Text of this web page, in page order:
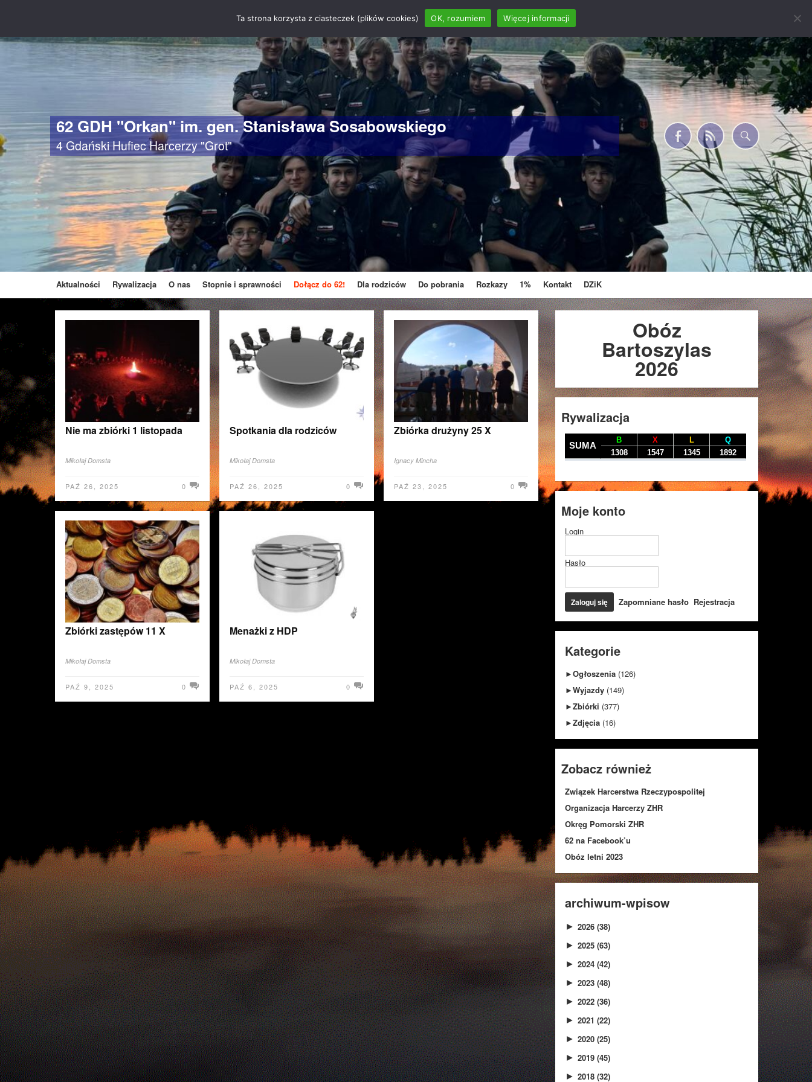
62 GDH "Orkan" im. gen. Stanisława Sosabowskiego
4 Gdański Hufiec Harcerzy "Grot"
Aktualności Rywalizacja O nas Stopnie i sprawności Dołącz do 62! Dla rodziców Do pobrania Rozkazy 1% Kontakt DZiK
Nie ma zbiórki 1 listopada
Mikołaj Domsta
PAŹ 26, 2025 0
Spotkania dla rodziców
Mikołaj Domsta
PAŹ 26, 2025 0
Zbiórka drużyny 25 X
Ignacy Mincha
PAŹ 23, 2025 0
Zbiórki zastępów 11 X
Mikołaj Domsta
PAŹ 9, 2025 0
Menażki z HDP
Mikołaj Domsta
PAŹ 6, 2025 0
Obóz
Bartoszylas
2026
Rywalizacja
Moje konto
Login
Hasło
Zapomniane hasło Rejestracja
Kategorie
►Ogłoszenia (126)
►Wyjazdy (149)
►Zbiórki (377)
►Zdjęcia (16)
Zobacz również
Związek Harcerstwa Rzeczypospolitej
Organizacja Harcerzy ZHR
Okręg Pomorski ZHR
62 na Facebook’u
Obóz letni 2023
archiwum-wpisow
► 2026(38)
► 2025(63)
► 2024(42)
► 2023(48)
► 2022(36)
► 2021(22)
► 2020(25)
► 2019(45)
► 2018(32)
Ta strona korzysta z ciasteczek (plików cookies) OK, rozumiem Więcej informacji